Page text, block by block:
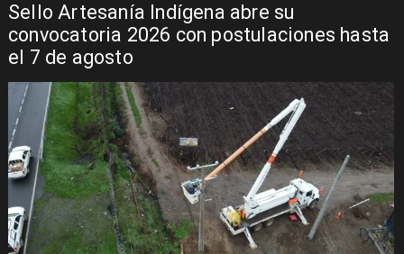
Sello Artesanía Indígena abre su
convocatoria 2026 con postulaciones hasta
el 7 de agosto